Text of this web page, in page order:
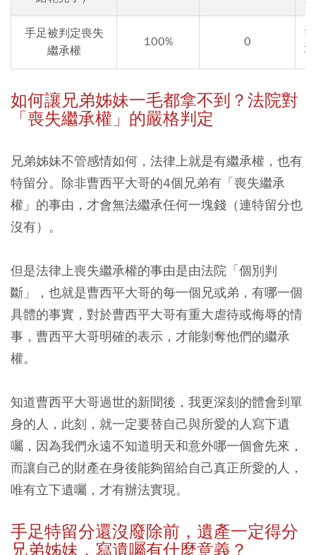
手足被判定喪失
繼承權
100% 0
如何讓兄弟姊妹一毛都拿不到？法院對
「喪失繼承權」的嚴格判定
兄弟姊妹不管感情如何，法律上就是有繼承權，也有
特留分。除非曹西平大哥的4個兄弟有「喪失繼承
權」的事由，才會無法繼承任何一塊錢（連特留分也
沒有）。
但是法律上喪失繼承權的事由是由法院「個別判
斷」，也就是曹西平大哥的每一個兄或弟，有哪一個
具體的事實，對於曹西平大哥有重大虐待或侮辱的情
事，曹西平大哥明確的表示，才能剝奪他們的繼承
權。
知道曹西平大哥過世的新聞後，我更深刻的體會到單
身的人，此刻，就一定要替自己與所愛的人寫下遺
囑，因為我們永遠不知道明天和意外哪一個會先來，
而讓自己的財產在身後能夠留給自己真正所愛的人，
唯有立下遺囑，才有辦法實現。
手足特留分還沒廢除前，遺產一定得分
兄弟姊妹，寫遺囑有什麼意義？